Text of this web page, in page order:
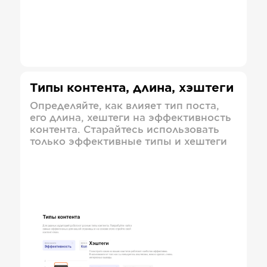
Типы контента, длина, хэштеги
Определяйте, как влияет тип поста,
его длина, хештеги на эффективность
контента. Старайтесь использовать
только эффективные типы и хештеги